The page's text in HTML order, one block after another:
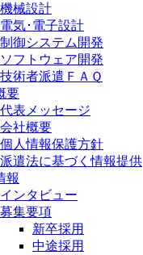
機械設計
電気･電子設計
制御システム開発
ソフトウェア開発
技術者派遣ＦＡＱ
要
代表メッセージ
会社概要
個人情報保護方針
派遣法に基づく情報提供
報
インタビュー
募集要項
新卒採用
中途採用